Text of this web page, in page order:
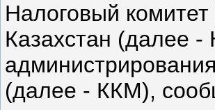
Налоговый
Казахстан (далее
(далее - ККМ),